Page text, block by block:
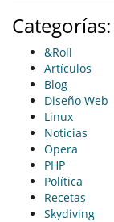
Categorías:
&Roll
Artículos
Blog
Diseño Web
Linux
Noticias
Opera
PHP
Política
Recetas
Skydiving